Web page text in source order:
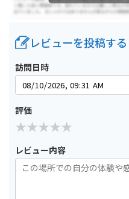
レビューを投稿する
訪問日時
評価
レビュー内容